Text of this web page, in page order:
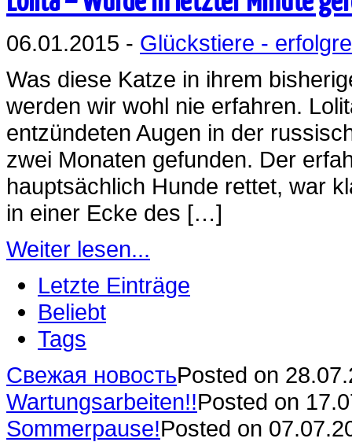
06.01.2015 - Glückstiere -
Was diese Katze in ihrem
werden wir wohl nie erfahren.
entzündeten Augen in der
zwei Monaten gefunden. Der
hauptsächlich Hunde rettet, war
in einer Ecke des […]
Weiter lesen...
Letzte Einträge
Beliebt
Tags
Свежая новостьPosted on
Wartungsarbeiten!!Posted on
Sommerpause!Posted on